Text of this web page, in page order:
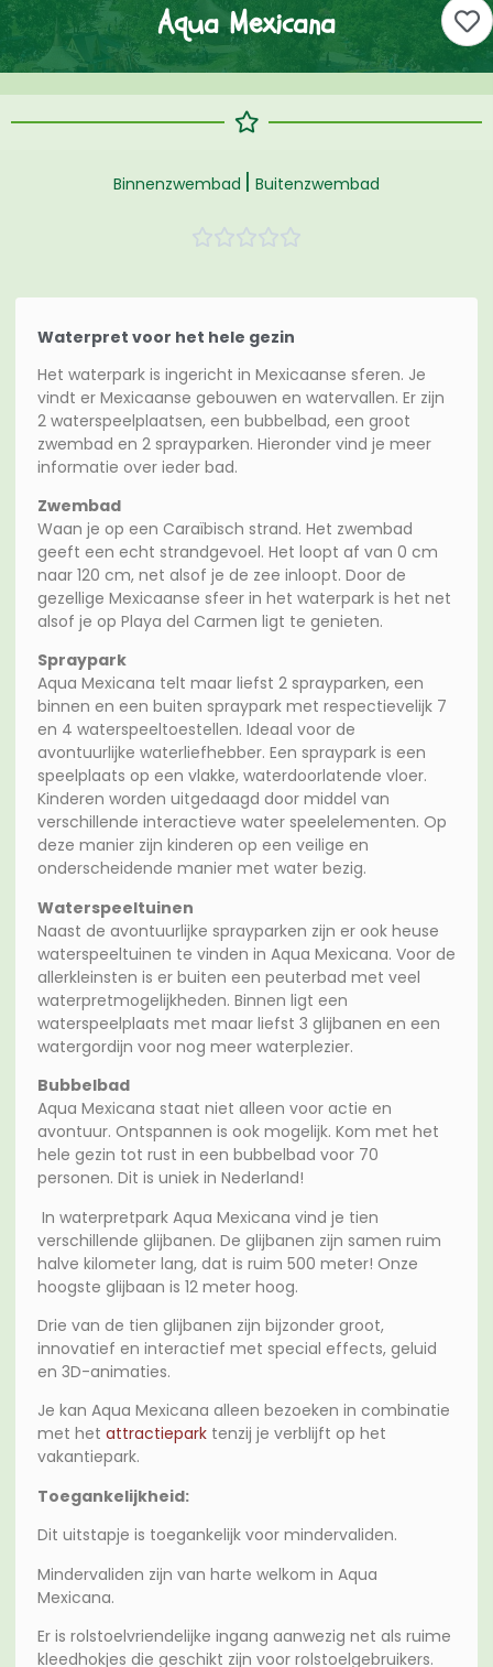
Aqua Mexicana
Binnenzwembad | Buitenzwembad
    
Waterpret voor het hele gezin
Het waterpark is ingericht in Mexicaanse sferen. Je
vindt er Mexicaanse gebouwen en watervallen. Er zijn
2 waterspeelplaatsen, een bubbelbad, een groot
zwembad en 2 sprayparken. Hieronder vind je meer
informatie over ieder bad.
Zwembad
Waan je op een Caraïbisch strand. Het zwembad
geeft een echt strandgevoel. Het loopt af van 0 cm
naar 120 cm, net alsof je de zee inloopt. Door de
gezellige Mexicaanse sfeer in het waterpark is het net
alsof je op Playa del Carmen ligt te genieten.
Spraypark
Aqua Mexicana telt maar liefst 2 sprayparken, een
binnen en een buiten spraypark met respectievelijk 7
en 4 waterspeeltoestellen. Ideaal voor de
avontuurlijke waterliefhebber. Een spraypark is een
speelplaats op een vlakke, waterdoorlatende vloer.
Kinderen worden uitgedaagd door middel van
verschillende interactieve water speelelementen. Op
deze manier zijn kinderen op een veilige en
onderscheidende manier met water bezig.
Waterspeeltuinen
Naast de avontuurlijke sprayparken zijn er ook heuse
waterspeeltuinen te vinden in Aqua Mexicana. Voor de
allerkleinsten is er buiten een peuterbad met veel
waterpretmogelijkheden. Binnen ligt een
waterspeelplaats met maar liefst 3 glijbanen en een
watergordijn voor nog meer waterplezier.
Bubbelbad
Aqua Mexicana staat niet alleen voor actie en
avontuur. Ontspannen is ook mogelijk. Kom met het
hele gezin tot rust in een bubbelbad voor 70
personen. Dit is uniek in Nederland!
In waterpretpark Aqua Mexicana vind je tien
verschillende glijbanen. De glijbanen zijn samen ruim
halve kilometer lang, dat is ruim 500 meter! Onze
hoogste glijbaan is 12 meter hoog.
Drie van de tien glijbanen zijn bijzonder groot,
innovatief en interactief met special effects, geluid
en 3D-animaties.
Je kan Aqua Mexicana alleen bezoeken in combinatie
met het attractiepark tenzij je verblijft op het
vakantiepark.
Toegankelijkheid:
Dit uitstapje is toegankelijk voor mindervaliden.
Mindervaliden zijn van harte welkom in Aqua
Mexicana.
Er is rolstoelvriendelijke ingang aanwezig net als ruime
kleedhokjes die geschikt zijn voor rolstoelgebruikers.